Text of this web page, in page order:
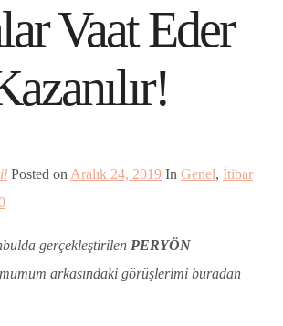
Vaat Eder
Posted on Aralık 24, 2019 In Genel, İtibar
gerçekleştirilen PERYÖN
arkasındaki görüşlerimi buradan